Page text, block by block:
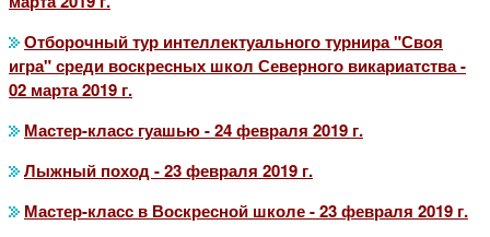
Отборочный тур интеллектуального турнира "Своя
игра" среди воскресных школ Северного викариатства -
02 марта 2019 г.
Мастер-класс гуашью - 24 февраля 2019 г.
Лыжный поход - 23 февраля 2019 г.
Мастер-класс в Воскресной школе - 23 февраля 2019 г.